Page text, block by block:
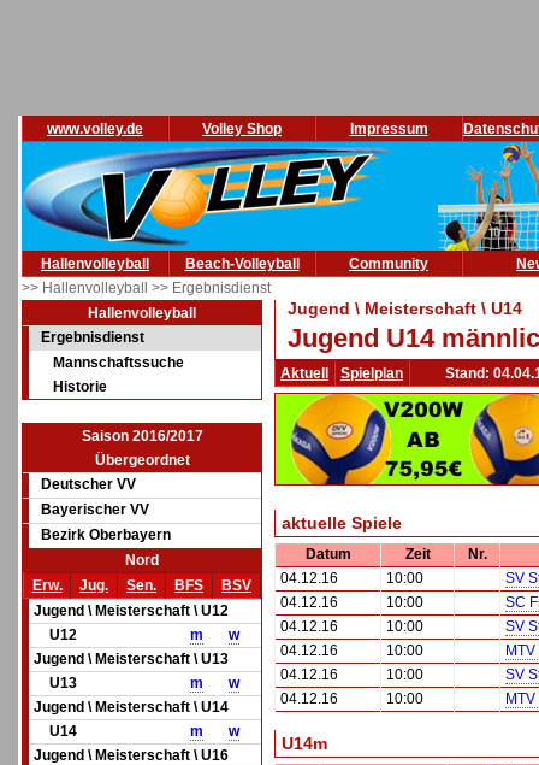
www.volley.de Volley Shop Impressum
Hallenvolleyball Beach-Volleyball Community
>> Hallenvolleyball >> Ergebnisdienst
Hallenvolleyball
Ergebnisdienst
Mannschaftssuche
Historie
Saison 2016/2017
Übergeordnet
Deutscher VV
Bayerischer VV
Bezirk Oberbayern
Nord
Erw.
Jug. Sen. BFS
BSV
Jugend \ Meisterschaft \ U12
U12
m
w
Jugend \ Meisterschaft \ U13
U13
m
w
Jugend \ Meisterschaft \ U14
U14
m
w
Jugend \ Meisterschaft \ U16
Jugend \ Meisterschaft \ U14
Jugend U14
Aktuell Spielplan Stand:
aktuelle Spiele
Datum Zeit
Nr.
04.12.16
10:00
SV
04.12.16
10:00
SC
04.12.16
10:00
SV
04.12.16
10:00
04.12.16
10:00
SV
04.12.16
10:00
U14m